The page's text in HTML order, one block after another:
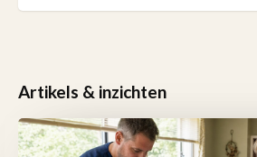
Artikels & inzichten